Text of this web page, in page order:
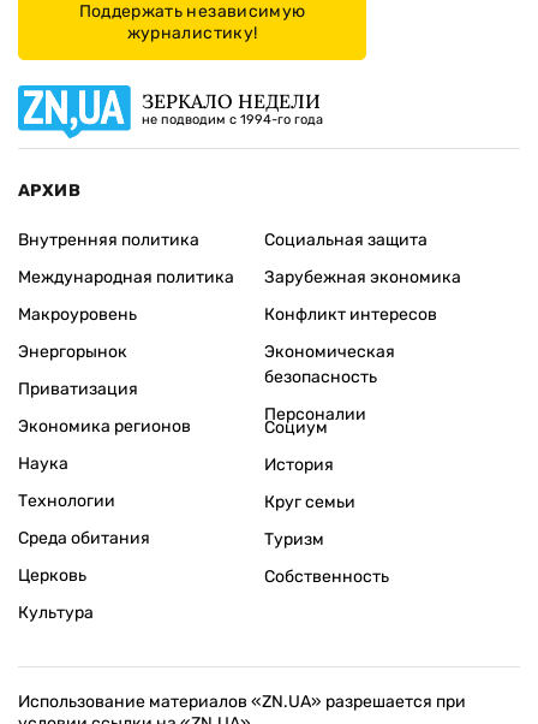
Поддержать независимую
журналистику!
ЗЕРКАЛО НЕДЕЛИ
не подводим с 1994-го года
АРХИВ
Внутренняя политика
Международная политика
Макроуровень
Энергорынок
Приватизация
Экономика регионов
Социальная защита
Зарубежная экономика
Конфликт интересов
Экономическая
безопасность
Персоналии
Наука
Технологии
Среда обитания
Церковь
Культура
Социум
История
Круг семьи
Туризм
Собственность
Использование материалов «ZN.UA» разрешается при